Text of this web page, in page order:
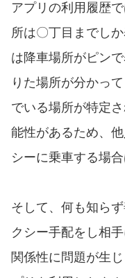
アプリの利用履歴
所は〇丁目までし
は降車場所がピン
りた場所が分かっ
でいる場所が特定
能性があるため、
シーに乗車する場
そして、何も知ら
クシー手配をし相
関係性に問題が生